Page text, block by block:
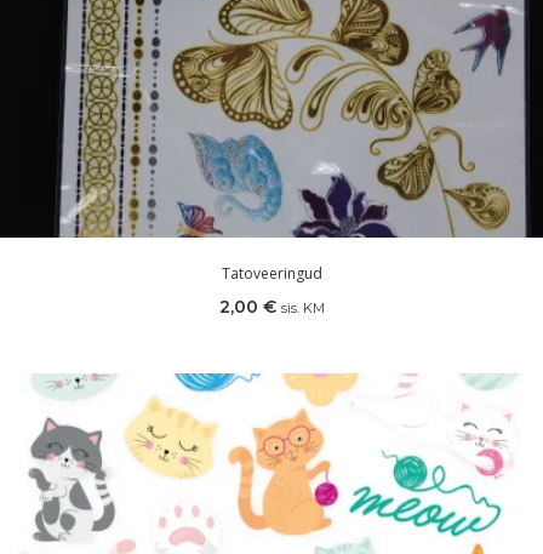
Tatoveeringud
2,00 € sis. KM